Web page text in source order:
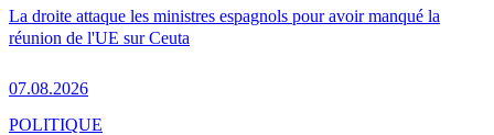
La droite attaque les ministres espagnols pour avoir manqué la
réunion de l'UE sur Ceuta
07.08.2026
POLITIQUE